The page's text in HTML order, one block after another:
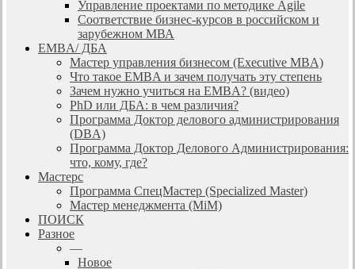
Управление проектами по методике Agile
Соответствие бизнес-курсов в российском и
зарубежном МВА
EMBA/ ДБA
Мастер управления бизнесом (Executive MBA)
Что такое EMBA и зачем получать эту степень
Зачем нужно учиться на EMBA? (видео)
PhD или ДБА: в чем различия?
Программа Доктор делового администрирования
(DBА)
Программа Доктор Делового Администрирования:
что, кому, где?
Мастерс
Программа СпецМастер (Specialized Master)
Мастер менеджмента (MiM)
ПОИСК
Разное
—
Новое